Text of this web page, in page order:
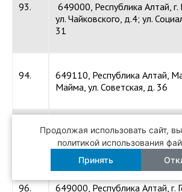
93.
649000, Республика Алтай, г.
ул. Чайковского, д.4; ул.
31
94.
649110, Республика Алтай,
Майма, ул. Советская, д. 36
649007, Республика Алтай, г.
ул. Ленина, д. 226, стр. 2
96. 649000, Республика Алтай, г.
Продолжая использовать сайт,
политикой использования
Принять